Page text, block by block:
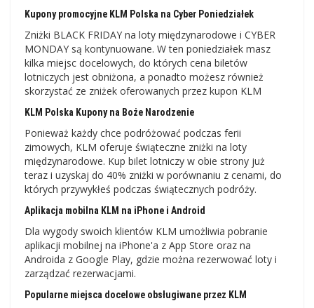
Kupony promocyjne KLM Polska na Cyber ​​Poniedziałek
Zniżki BLACK FRIDAY na loty międzynarodowe i CYBER
MONDAY są kontynuowane. W ten poniedziałek masz
kilka miejsc docelowych, do których cena biletów
lotniczych jest obniżona, a ponadto możesz również
skorzystać ze zniżek oferowanych przez kupon KLM
KLM Polska Kupony na Boże Narodzenie
Ponieważ każdy chce podróżować podczas ferii
zimowych, KLM oferuje świąteczne zniżki na loty
międzynarodowe. Kup bilet lotniczy w obie strony już
teraz i uzyskaj do 40% zniżki w porównaniu z cenami, do
których przywykłeś podczas świątecznych podróży.
Aplikacja mobilna KLM na iPhone i Android
Dla wygody swoich klientów KLM umożliwia pobranie
aplikacji mobilnej na iPhone'a z App Store oraz na
Androida z Google Play, gdzie można rezerwować loty i
zarządzać rezerwacjami.
Popularne miejsca docelowe obsługiwane przez KLM